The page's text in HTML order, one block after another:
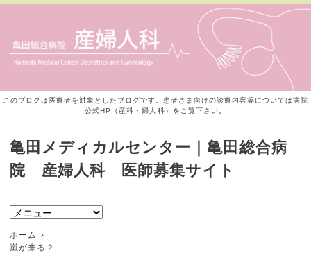
このブログは医療者を対象としたブログです。患者さま向けの診療内容等については病院
公式HP（産科 ・婦人科）をご覧下さい。
亀田メディカルセンター｜亀田総合病
院 産婦人科 医師募集サイト
ホーム
嵐が来る？